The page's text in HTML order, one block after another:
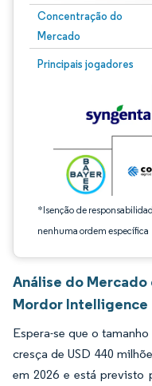
Concentração do
Mercado
Principais jogadores
*Isenção de
nenhuma ordem específica
Imagem © Mordor
Análise do
Mordor Intelligence
Espera-se que o
cresça de USD 440
em 2026 e está previsto